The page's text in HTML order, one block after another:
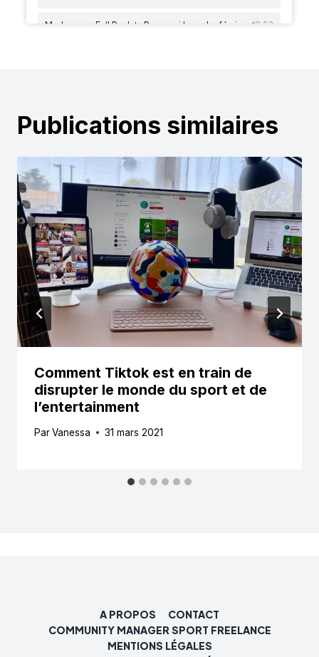
Publications similaires
Comment Tiktok est en train de
disrupter le monde du sport et de
l’entertainment
ParVanessa 31 mars 2021
A PROPOS
CONTACT
COMMUNITY MANAGER SPORT FREELANCE
MENTIONS LÉGALES